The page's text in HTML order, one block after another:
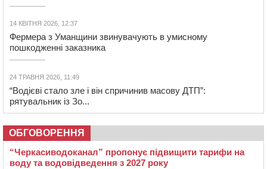
14 КВІТНЯ 2026, 12:37
Фермера з Уманщини звинувачують в умисному
пошкодженні заказника
24 ТРАВНЯ 2026, 11:49
“Водієві стало зле і він спричинив масову ДТП”:
рятувальник із Зо...
ОБГОВОРЕННЯ
“Черкасиводоканал” пропонує підвищити тарифи на
воду та водовідведення з 2027 року